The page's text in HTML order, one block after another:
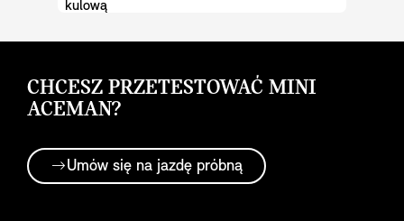
kulową
CHCESZ PRZETESTOWAĆ MINI
ACEMAN?
Umów się na jazdę próbną